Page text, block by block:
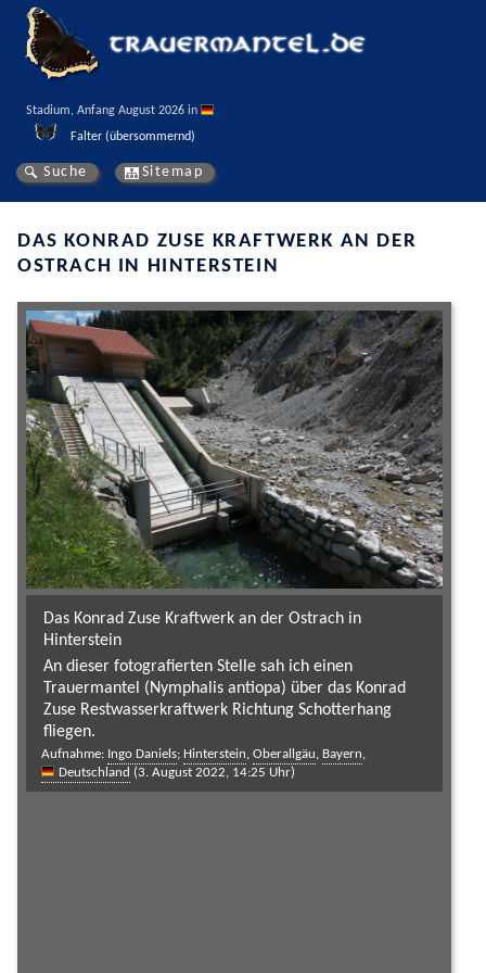
Stadium, Anfang August 2026 in
Falter (übersommernd)
Suche Sitemap
DAS KONRAD ZUSE KRAFTWERK AN DER
OSTRACH IN HINTERSTEIN
Das Konrad Zuse Kraftwerk an der Ostrach in
Hinterstein
An dieser fotografierten Stelle sah ich einen
Trauermantel (Nymphalis antiopa) über das Konrad
Zuse Restwasserkraftwerk Richtung Schotterhang
fliegen.
Aufnahme: Ingo Daniels; Hinterstein,Oberallgäu, Bayern,
Deutschland (3. August 2022, 14:25 Uhr)